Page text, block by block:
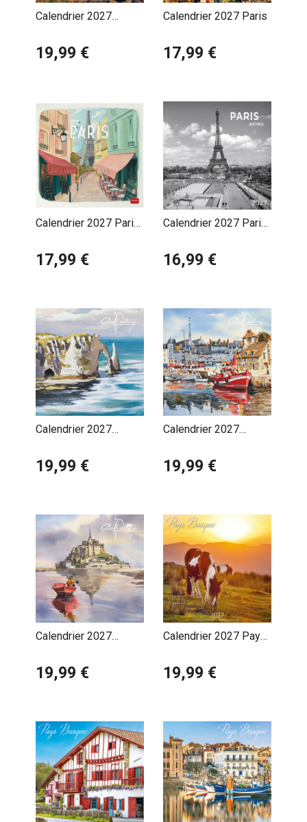
Calendrier 2027
Chausey
19,99 €
Calendrier 2027 Paris
17,99 €
Calendrier 2027 Paris
17,99 €
Calendrier 2027 Paris
Offert
16,99 €
Calendrier 2027
Normandie Etretat
19,99 €
Calendrier 2027
Normandie Honfleur
19,99 €
Calendrier 2027
Normandie Mont Saint
19,99 €
Calendrier 2027 Pays
19,99 €